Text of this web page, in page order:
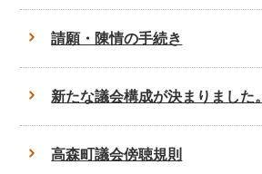
請願・陳情の手続き
新たな議会構成が決まりました。
高森町議会傍聴規則